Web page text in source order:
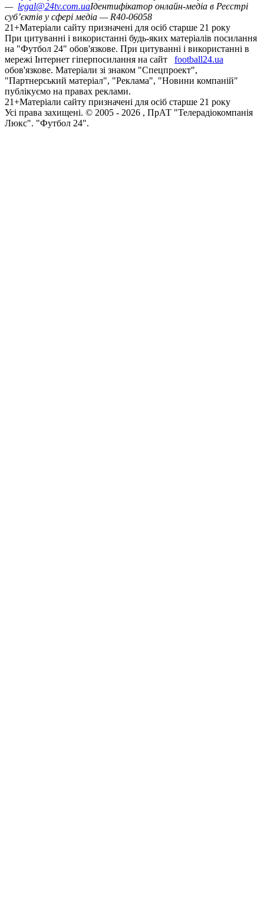
— legal@24tv.com.uaІдентифікатор онлайн-медіа в Реєстрі
суб’єктів у сфері медіа — R40-06058
21+Матеріали сайту призначені для осіб старше 21 року
При цитуванні і використанні будь-яких матеріалів посилання
на "Футбол 24" обов'язкове. При цитуванні і використанні в
мережі Інтернет гіперпосилання на сайт
football24.ua
обов'язкове. Матеріали зі знаком "Спецпроект",
"Партнерський матеріал", "Реклама", "Новини компаній"
публікуємо на правах реклами.
21+Матеріали сайту призначені для осіб старше 21 року
Усi права захищенi. © 2005 - 2026 , ПрАТ "Телерадіокомпанія
Люкс". "Футбол 24".